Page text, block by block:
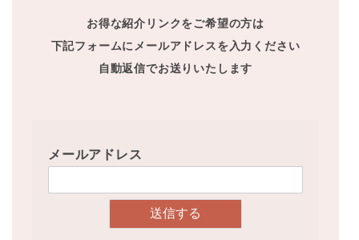
お得な紹介リンクをご希望の方は
下記フォームに メールアドレスを入力ください
自動返信でお送りいたします
メールアドレス